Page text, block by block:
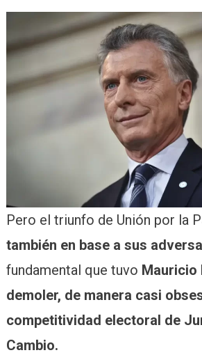
Pero el triunfo de Unión por la
también en base a sus
fundamental que tuvo Mauricio
demoler, de manera casi
competitividad electoral de
Cambio.